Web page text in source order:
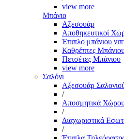
view more
Μπάνιο
Αξεσουάρ
Αποθηκευτικοί
Έπιπλο μπάνιου
Καθρέπτες
Πετσέτες Μπάνιου
view more
Σαλόνι
Αξεσουάρ
/
Αποσμητικά
/
Διαχωριστικά
/